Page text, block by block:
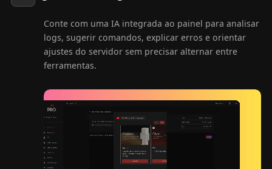
Conte com uma IA integrada ao painel para analisar
logs, sugerir comandos, explicar erros e orientar
ajustes do servidor sem precisar alternar entre
ferramentas.